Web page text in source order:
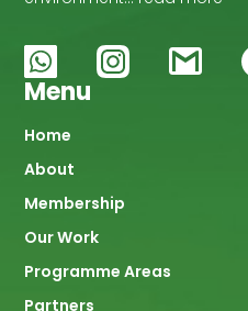
Menu
Main
navigation
Home
About
Membership
Our Work
Programme Areas
Partners